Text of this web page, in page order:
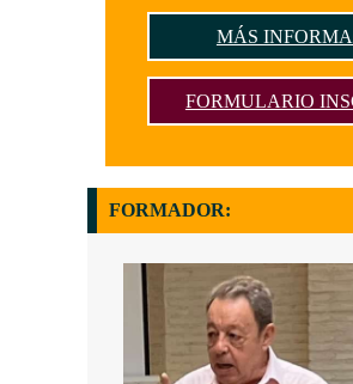
MÁS
FORMULARIO
FORMADOR: